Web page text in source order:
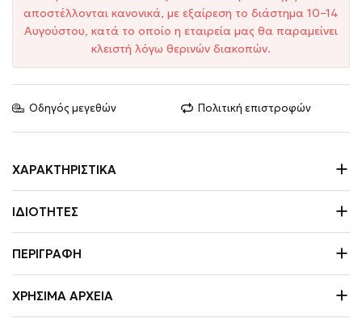
αποστέλλονται κανονικά, με εξαίρεση το διάστημα 10–14
Αυγούστου, κατά το οποίο η εταιρεία μας θα παραμείνει
κλειστή λόγω θερινών διακοπών.
Οδηγός μεγεθών Πολιτική επιστροφών
ΧΑΡΑΚΤΗΡΙΣΤΙΚΆ
ΙΔΙΌΤΗΤΕΣ
ΠΕΡΙΓΡΑΦΉ
ΧΡΉΣΙΜΑ ΑΡΧΕΊΑ